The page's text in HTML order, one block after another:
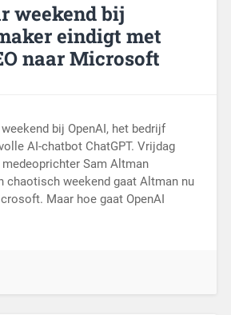
weekend bij
eindigt met
naar Microsoft
bij OpenAI, het bedrijf
AI-chatbot ChatGPT. Vrijdag
Sam Altman
chaotisch weekend gaat Altman nu
Maar hoe gaat OpenAI